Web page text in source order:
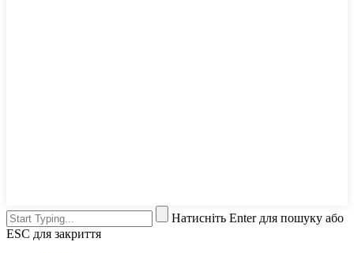
Натисніть Enter для пошуку або
ESC для закриття